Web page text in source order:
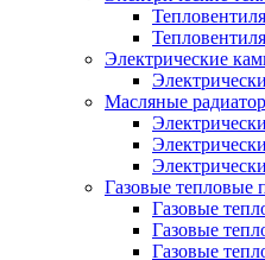
Электрические
Масляные
Газовые тепловые
Газовые
Газовые
Газовые